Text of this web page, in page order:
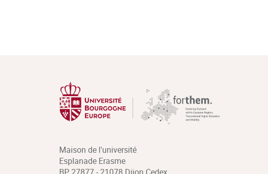
Maison de l'université
Esplanade Erasme